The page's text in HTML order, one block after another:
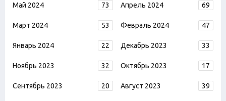
Май 2024 73 Апрель 2024 69
Март 2024 53 Февраль 2024 47
Январь 2024 22 Декабрь 2023 33
Ноябрь 2023 32 Октябрь 2023 17
Сентябрь 2023 20 Август 2023 39